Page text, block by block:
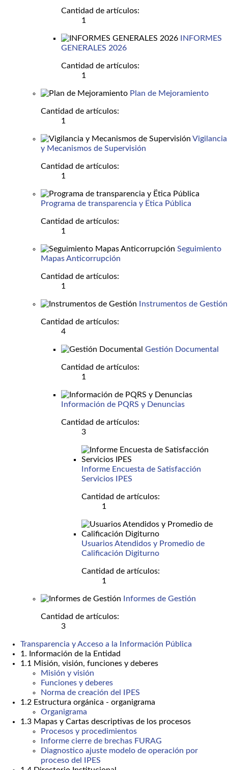
Cantidad de artículos:
1
INFORMES
GENERALES 2026
Cantidad de artículos:
1
Plan de Mejoramiento
Cantidad de artículos:
1
Vigilancia
y Mecanismos de Supervisión
Cantidad de artículos:
1
Programa de transparencia y Ëtica Pública
Cantidad de artículos:
1
Seguimiento
Mapas Anticorrupción
Cantidad de artículos:
1
Instrumentos de Gestión
Cantidad de artículos:
4
Gestión Documental
Cantidad de artículos:
1
Información de PQRS y Denuncias
Cantidad de artículos:
3
Informe Encuesta de Satisfacción
Servicios IPES
Cantidad de artículos:
1
Usuarios Atendidos y Promedio de
Calificación Digiturno
Cantidad de artículos:
1
Informes de Gestión
Cantidad de artículos:
3
Transparencia y Acceso a la Información Pública
1. Información de la Entidad
1.1 Misión, visión, funciones y deberes
Misión y visión
Funciones y deberes
Norma de creación del IPES
1.2 Estructura orgánica - organigrama
Organigrama
1.3 Mapas y Cartas descriptivas de los procesos
Procesos y procedimientos
Informe cierre de brechas FURAG
Diagnostico ajuste modelo de operación por
proceso del IPES